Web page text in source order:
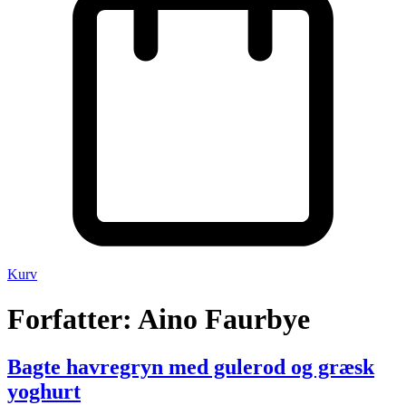
Kurv
Forfatter: Aino Faurbye
Bagte havregryn med gulerod og græsk
yoghurt